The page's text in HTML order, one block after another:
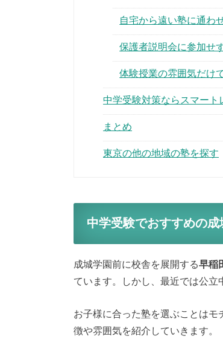
自宅から遠い塾に通わ
保護者説明会に参加せ
体験授業の雰囲気だけ
中学受験対策ならスマート
まとめ
東京の他の地域の塾を探す
中学受験でおすすめの
成城学園前に校舎を展開する早稲
ています。しかし、最近では公立
お子様に合った塾を選ぶことは
徴や雰囲気を紹介していきます。